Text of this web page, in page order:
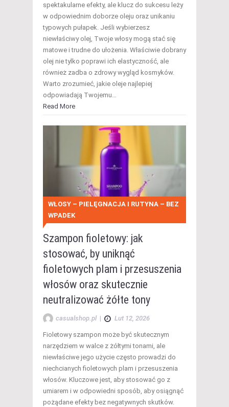
spektakularne efekty, ale klucz do sukcesu leży
w odpowiednim doborze oleju oraz unikaniu
typowych pułapek. Jeśli wybierzesz
niewłaściwy olej, Twoje włosy mogą stać się
matowe i trudne do ułożenia. Właściwie dobrany
olej nie tylko poprawi ich elastyczność, ale
również zadba o zdrowy wygląd kosmyków.
Warto zrozumieć, jakie oleje najlepiej
odpowiadają Twojemu…
Read More
WŁOSY – PIELĘGNACJA I RUTYNA – BEZ
WPADEK
Szampon fioletowy: jak
stosować, by uniknąć
fioletowych plam i przesuszenia
włosów oraz skutecznie
neutralizować żółte tony
casualshop.pl | Lut 12, 2026
Fioletowy szampon może być skutecznym
narzędziem w walce z żółtymi tonami, ale
niewłaściwe jego użycie często prowadzi do
niechcianych fioletowych plam i przesuszenia
włosów. Kluczowe jest, aby stosować go z
umiarem i w odpowiedni sposób, aby osiągnąć
pożądane efekty bez negatywnych skutków.